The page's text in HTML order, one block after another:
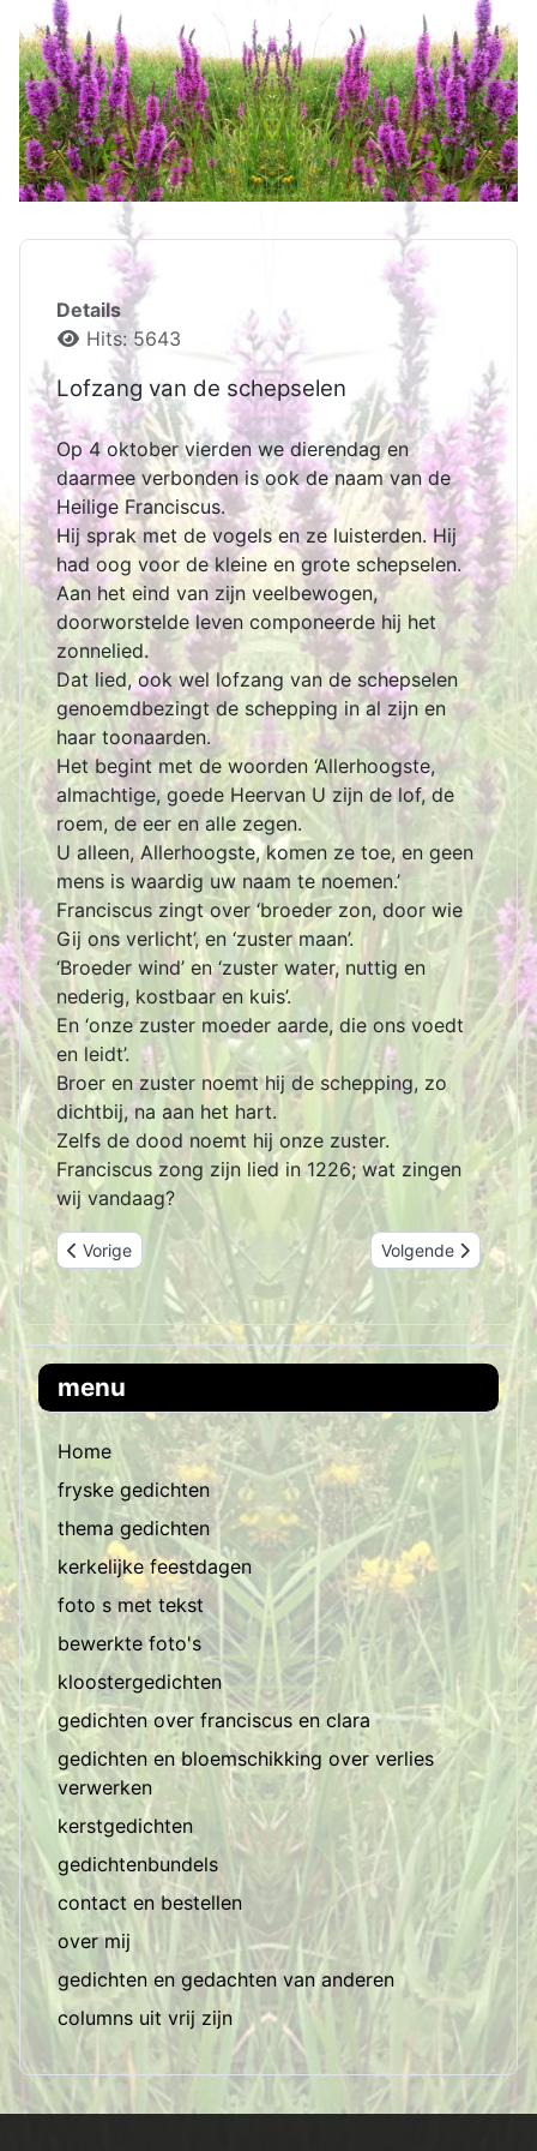
menu
Home
fryske gedichten
thema gedichten
kerkelijke feestdagen
foto s met tekst
bewerkte foto's
kloostergedichten
gedichten over franciscus en clara
gedichten en bloemschikking over verlies
verwerken
kerstgedichten
gedichtenbundels
contact en bestellen
over mij
gedichten en gedachten van anderen
columns uit vrij zijn
Details
Hits: 5643
Lofzang van de schepselen
Op 4 oktober vierden we dierendag en
daarmee verbonden is ook de naam van de
Heilige Franciscus.
Hij sprak met de vogels en ze luisterden. Hij
had oog voor de kleine en grote schepselen.
Aan het eind van zijn veelbewogen,
doorworstelde leven componeerde hij het
zonnelied.
Dat lied, ook wel lofzang van de schepselen
genoemdbezingt de schepping in al zijn en
haar toonaarden.
Het begint met de woorden ‘Allerhoogste,
almachtige, goede Heervan U zijn de lof, de
roem, de eer en alle zegen.
U alleen, Allerhoogste, komen ze toe, en geen
mens is waardig uw naam te noemen.’
Franciscus zingt over ‘broeder zon, door wie
Gij ons verlicht’, en ‘zuster maan’.
‘Broeder wind’ en ‘zuster water, nuttig en
nederig, kostbaar en kuis’.
En ‘onze zuster moeder aarde, die ons voedt
en leidt’.
Broer en zuster noemt hij de schepping, zo
dichtbij, na aan het hart.
Zelfs de dood noemt hij onze zuster.
Franciscus zong zijn lied in 1226; wat zingen
wij vandaag?
Vorig artikel: het groenere gras
Vorige Volgende artikel:
Volgende